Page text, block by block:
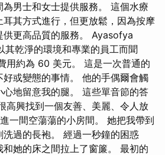
男士和女士提供服務。 這個水療
其方式進行，但更放鬆，因為按摩
供更高品質的服務。 Ayasofya
乾淨的環境和專業的員工而聞
用約為 60 美元。 這是一次普通的
或變態的事情。 他的手偶爾會觸
地留意我的腿。 這些單音節的答
高興找到一個友善、美麗、令人放
一間空蕩蕩的小房間。 她把我帶到
過的長袍。 經過一秒鐘的困惑
她的床之間拉上了窗簾。 最初的